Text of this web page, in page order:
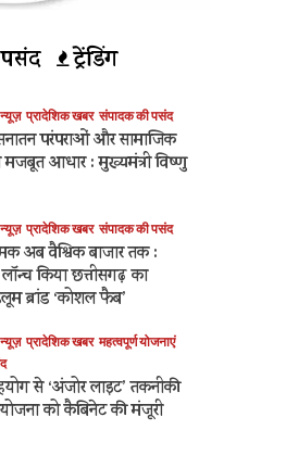
ट्रेंडिंग
प्रादेशिक खबर संपादक की पसंद
परंपराओं और सामाजिक
मजबूत आधार : मुख्यमंत्री विष्णु
प्रादेशिक खबर संपादक की पसंद
अब वैश्विक बाजार तक :
किया छत्तीसगढ़ का
ब्रांड ‘कोशल फैब’
प्रादेशिक खबर महत्वपूर्ण योजनाएं
से ‘अंजोर लाइट’ तकनीकी
को कैबिनेट की मंजूरी